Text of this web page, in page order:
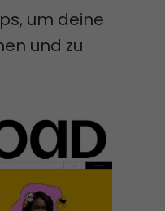
um deine
und zu